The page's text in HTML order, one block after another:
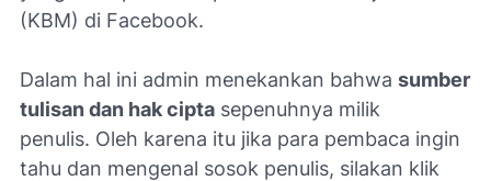
(KBM) di Facebook.
Dalam hal ini admin menekankan bahwa sumber
tulisan dan hak cipta sepenuhnya milik
penulis. Oleh karena itu jika para pembaca ingin
tahu dan mengenal sosok penulis, silakan klik